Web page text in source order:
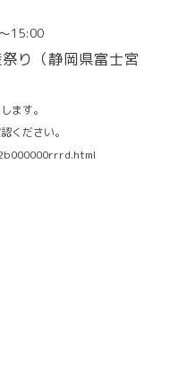
15:00
り（静岡県富士宮
ます。
ください。